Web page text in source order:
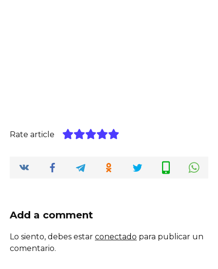
Rate article
Add a comment
Lo siento, debes estar conectado para publicar un
comentario.